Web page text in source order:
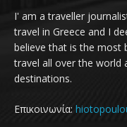
I' am a traveller
travel in Greece and I
believe that is the most
travel all over the world
destinations.
Επικοινωνία: